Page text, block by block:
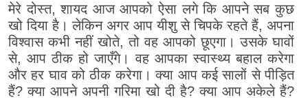
मेरे दोस्त, शायद आज आपको ऐसा लगे कि आपने सब कुछ
खो दिया है। लेकिन अगर आप यीशु से चिपके रहते हैं, अपना
विश्वास कभी नहीं खोते, तो वह आपको छूएगा। उसके घावों
से, आप ठीक हो जाएँगे। वह आपका स्वास्थ्य बहाल करेगा
और हर घाव को ठीक करेगा। क्या आप कई सालों से पीड़ित
हैं? क्या आपने अपनी गरिमा खो दी है? क्या आप अकेले हैं?